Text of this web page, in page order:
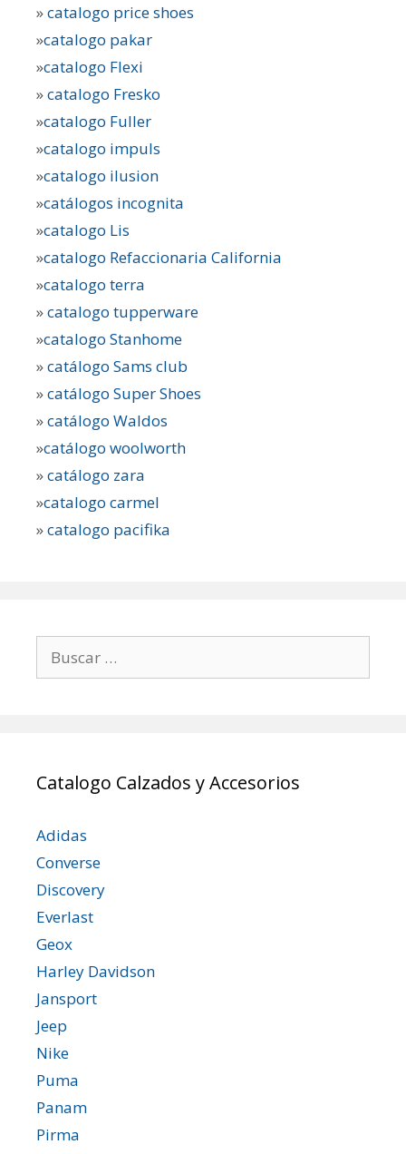
»catalogo price shoes
»catalogo pakar
»catalogo Flexi
»catalogo Fresko
»catalogo Fuller
»catalogo impuls
»catalogo ilusion
»catálogos incognita
»catalogo Lis
»catalogo Refaccionaria California
»catalogo terra
»catalogo tupperware
»catalogo Stanhome
»catálogo Sams club
»catálogo Super Shoes
»catálogo Waldos
»catálogo woolworth
»catálogo zara
»catalogo carmel
»catalogo pacifika
Catalogo Calzados y Accesorios
Adidas
Converse
Discovery
Everlast
Geox
Harley Davidson
Jansport
Jeep
Nike
Puma
Panam
Pirma